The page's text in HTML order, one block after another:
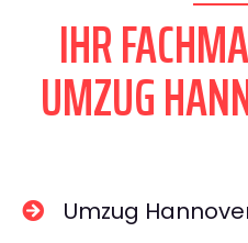
IHR
UMZUG
Umzug